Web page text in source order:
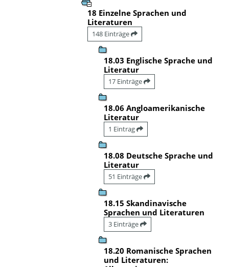
18 Einzelne Sprachen und
Literaturen
148 Einträge
18.03 Englische Sprache und
Literatur
17 Einträge
18.06 Angloamerikanische
Literatur
1 Eintrag
18.08 Deutsche Sprache und
Literatur
51 Einträge
18.15 Skandinavische
Sprachen und Literaturen
3 Einträge
18.20 Romanische Sprachen
und Literaturen: